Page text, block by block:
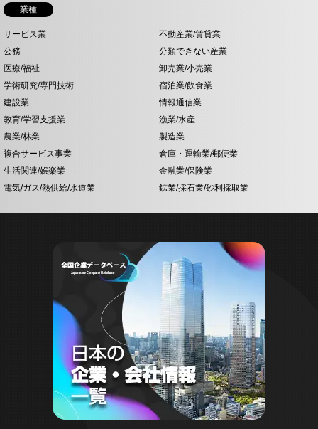
業種
サービス業
不動産業/賃貸業
公務
分類できない産業
医療/福祉
卸売業/小売業
学術研究/専門技術
宿泊業/飲食業
建設業
情報通信業
教育/学習支援業
漁業/水産
農業/林業
製造業
複合サービス事業
倉庫・運輸業/郵便業
生活関連/娯楽業
金融業/保険業
電気/ガス/熱供給/水道業
鉱業/採石業/砂利採取業